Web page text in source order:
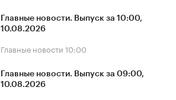
Главные новости. Выпуск за 10:00,
10.08.2026
Главные новости 10:00
Главные новости. Выпуск за 09:00,
10.08.2026